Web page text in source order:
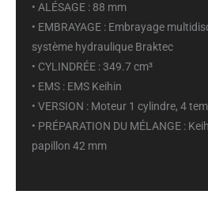
• ALÉSAGE : 88 mm
• EMBRAYAGE : Embrayage
système hydraulique Braktec
• CYLINDRÉE : 349.7 cm³
• EMS : EMS Keihin
• VERSION : Moteur 1 cylindre, 4
• PRÉPARATION DU MÉLANGE :
papillon 42 mm